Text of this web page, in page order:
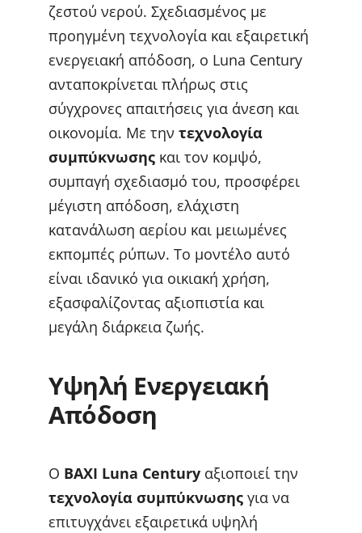
ζεστού νερού. Σχεδιασμένος με
προηγμένη τεχνολογία και εξαιρετική
ενεργειακή απόδοση, ο Luna Century
ανταποκρίνεται πλήρως στις
σύγχρονες απαιτήσεις για άνεση και
οικονομία. Με την τεχνολογία
συμπύκνωσηςκαι τον κομψό,
συμπαγή σχεδιασμό του, προσφέρει
μέγιστη απόδοση, ελάχιστη
κατανάλωση αερίου και μειωμένες
εκπομπές ρύπων. Το μοντέλο αυτό
είναι ιδανικό για οικιακή χρήση,
εξασφαλίζοντας αξιοπιστία και
μεγάλη διάρκεια ζωής.
Υψηλή Ενεργειακή
Απόδοση
Ο BAXI Luna Centuryαξιοποιεί την
τεχνολογία συμπύκνωσηςγια να
επιτυγχάνει εξαιρετικά υψηλή